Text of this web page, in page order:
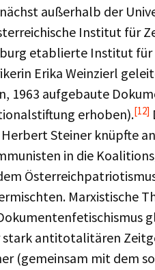
außerhalb der
Institut für
etablierte Institut
Erika Weinzierl
1963 aufgebaute
erhoben).[12]
Steiner knüpfte
in die
Marxistische
antitotalitären
(gemeinsam mit dem